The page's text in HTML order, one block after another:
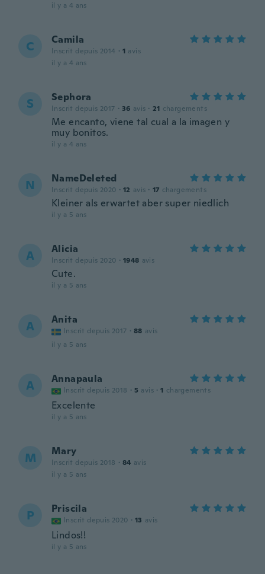
il y a 4 ans
C Camila
Inscrit depuis 2014 · 1 avis
il y a 4 ans
S Sephora
Inscrit depuis 2017 · 36 avis · 21 chargements
Me encanto, viene tal cual a la imagen y
muy bonitos.
il y a 4 ans
N NameDeleted
Inscrit depuis 2020 · 12 avis · 17 chargements
Kleiner als erwartet aber super niedlich
il y a 5 ans
A Alicia
Inscrit depuis 2020 · 1948 avis
Cute.
il y a 5 ans
A Anita
Inscrit depuis 2017 · 88 avis
il y a 5 ans
A Annapaula
Inscrit depuis 2018 · 5 avis · 1 chargements
Excelente
il y a 5 ans
M Mary
Inscrit depuis 2018 · 84 avis
il y a 5 ans
P Priscila
Inscrit depuis 2020 · 13 avis
Lindos!!
il y a 5 ans